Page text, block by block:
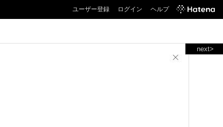
ユーザー登録 ログイン ヘルプ
next>